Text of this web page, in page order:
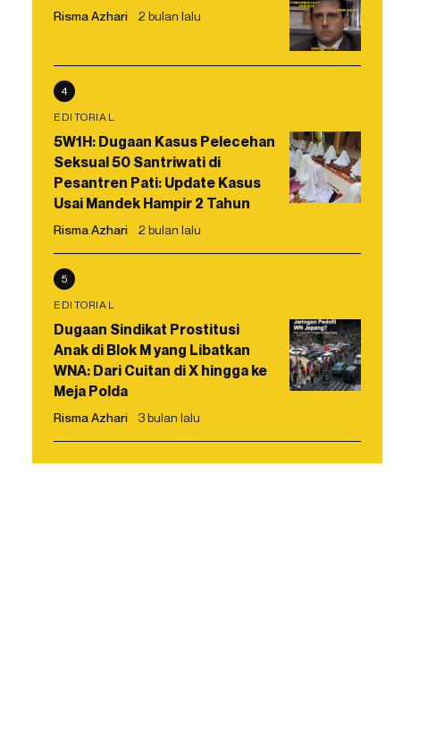
Risma Azhari 2 bulan lalu
4
EDITORIAL
5W1H: Dugaan Kasus Pelecehan
Seksual 50 Santriwati di
Pesantren Pati: Update Kasus
Usai Mandek Hampir 2 Tahun
Risma Azhari 2 bulan lalu
5
EDITORIAL
Dugaan Sindikat Prostitusi
Anak di Blok M yang Libatkan
WNA: Dari Cuitan di X hingga ke
Meja Polda
Risma Azhari 3 bulan lalu